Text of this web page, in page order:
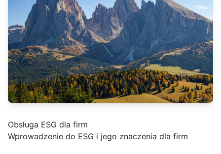
Obsługa ESG dla firm
Wprowadzenie do ESG i jego znaczenia dla firm